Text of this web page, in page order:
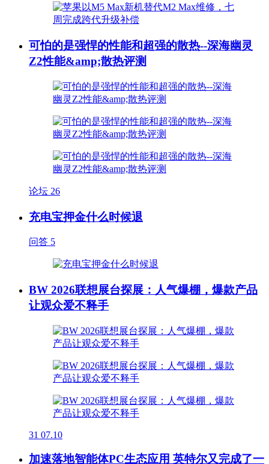
可怕的是强悍的性能和超强的散热--深海幽灵
Z2性能&amp;散热评测
论坛 26
充电宝押金什么时候退
问答 5
BW 2026联想展台探展：人气爆棚，爆款产品
让观众爱不释手
31 07.10
加速落地智能体PC生态应用 英特尔又完成了一